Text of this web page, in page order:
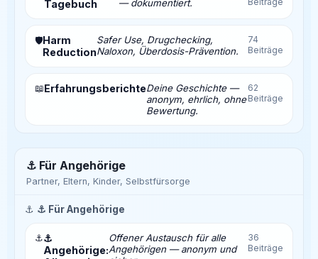
Tagebuch
— dokumentiert.
🛡️Harm
Reduction
Safer Use, Drugchecking,
Naloxon, Überdosis-Prävention.
74
Beiträge
📖ErfahrungsberichteDeine Geschichte —
anonym, ehrlich, ohne
Bewertung.
62
Beiträge
⚓ Für Angehörige
Partner, Eltern, Kinder, Selbstfürsorge
⚓ ⚓ Für Angehörige
⚓⚓
Angehörige:
Offener Austausch für alle
Angehörigen — anonym und
36
Beiträge